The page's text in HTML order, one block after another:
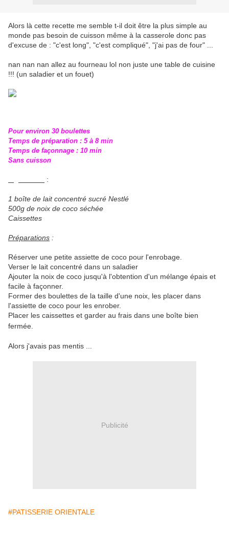
Alors là cette recette me semble t-il doit être la plus simple au
monde pas besoin de cuisson même à la casserole donc pas
d'excuse de : "c'est long", "c'est compliqué", "j'ai pas de four" ...
nan nan nan allez au fourneau lol non juste une table de cuisine
!!! (un saladier et un fouet)
Pour environ 30 boulettes
Temps de préparation : 5 à 8 min
Temps de façonnage : 10 min
Sans cuisson
:
1 boîte de lait concentré sucré Nestlé
500g de noix de coco séchée
Caissettes
Préparations :
Réserver une petite assiette de coco pour l'enrobage.
Verser le lait concentré dans un saladier
Ajouter la noix de coco jusqu'à l'obtention d'un mélange épais et
facile à façonner.
Former des boulettes de la taille d'une noix, les placer dans
l'assiette de coco pour les enrober.
Placer les caissettes et garder au frais dans une boîte bien
fermée.
Alors j'avais pas mentis ...
Publicité
#PATISSERIE ORIENTALE